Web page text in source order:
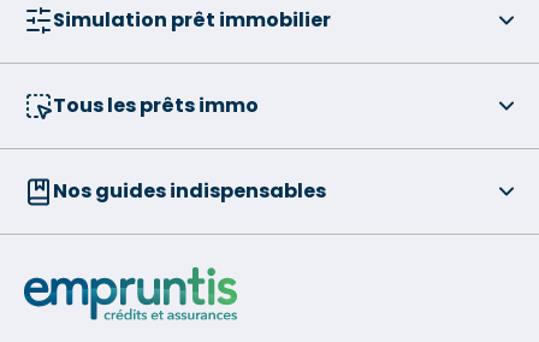
Simulation prêt immobilier
Tous les prêts immo
Nos guides indispensables